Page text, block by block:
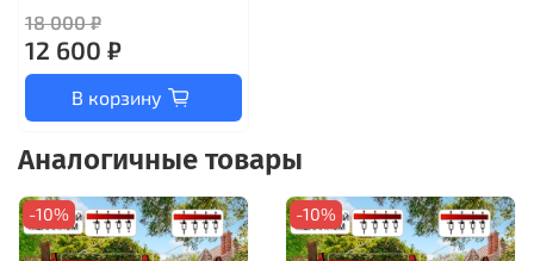
18 000 ₽
12 600 ₽
В корзину
Аналогичные товары
-10% -10%